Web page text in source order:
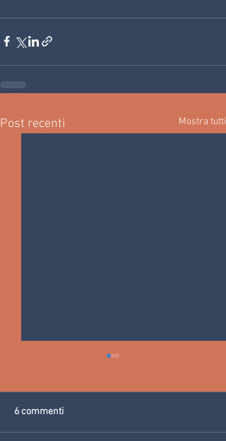
Post recenti Mostra tutti
6 commenti